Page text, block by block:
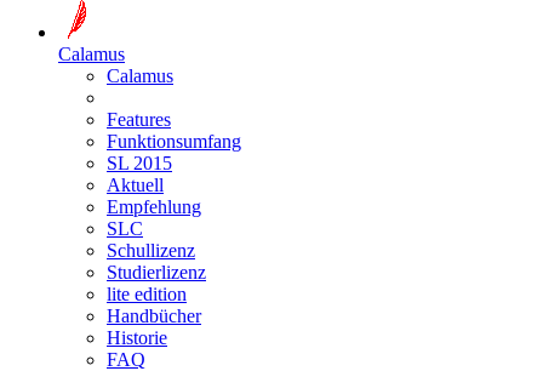
Calamus
Calamus
Features
Funktionsumfang
SL 2015
Aktuell
Empfehlung
SLC
Schullizenz
Studierlizenz
lite edition
Handbücher
Historie
FAQ